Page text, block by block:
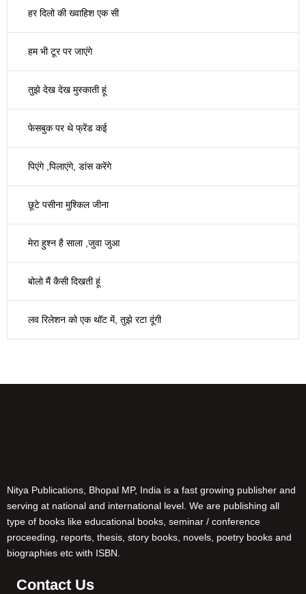
हर दिलो की ख्वाहिश एक सी
हम भी टूर पर जाएंगे
तुझे देख देख मुस्काती हूं
फेसबुक पर थे फ्रेंड कई
पिएंगे ,पिलाएंगे, डांस करेंगे
छूटे पसीना मुश्किल जीना
मेरा हुश्न है साला ,जुवा जुआ
बोलो मैं कैसी दिखती हूं
लव रिलेशन को एक थॉट में, तुझे रटा दूंगी
Nitya Publications, Bhopal MP, India is a fast growing publisher and
serving at national and international level. We are publishing all
type of books like educational books, seminar / conference
proceeding, reports, thesis, story books, novels, poetry books and
biographies etc with ISBN.
Contact Us